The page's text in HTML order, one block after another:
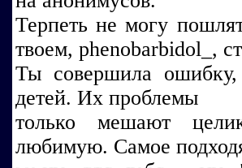
Терпеть не могу
твоем, phenobarbidol_,
Ты совершила
детей. Их проблемы
только мешают
любимую. Самое